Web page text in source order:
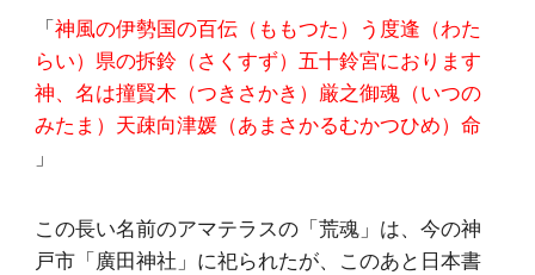
「神風の伊勢国の百伝（ももつた）う度逢（わた
らい）県の拆鈴（さくすず）五十鈴宮におります
神、名は撞賢木（つきさかき）厳之御魂（いつの
みたま）天疎向津媛（あまさかるむかつひめ）命
」
この長い名前のアマテラスの「荒魂」は、今の神
戸市「廣田神社」に祀られたが、このあと日本書